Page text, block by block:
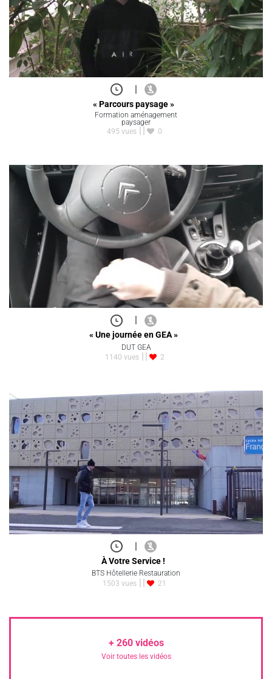
|
« Parcours paysage »
Formation aménagement
paysager
495 vues
0
|
« Une journée en GEA »
DUT GEA
1140 vues
2
|
À Votre Service !
BTS Hôtellerie Restauration
1503 vues
21
+ 260vidéos
Voir toutes les vidéos